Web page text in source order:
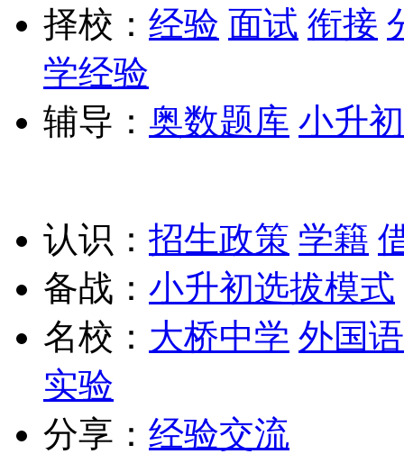
择校： 经验 面试 衔接
学经验
辅导： 奥数题库 小升
认识： 招生政策 学籍
备战： 小升初选拔模式
名校： 大桥中学 外国
实验
分享： 经验交流